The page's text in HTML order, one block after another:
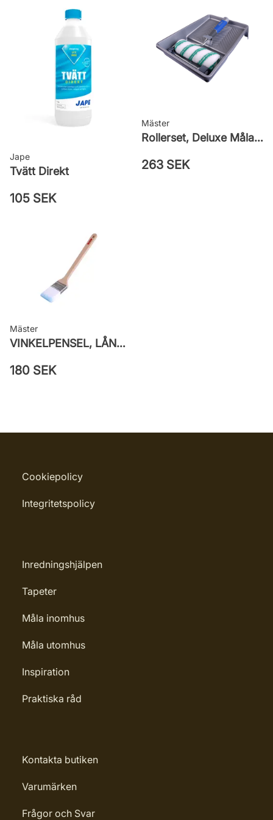
710028549
Jape
Tvätt Direkt
105 SEK
Mäster
Rollerset, Deluxe Måla Vägg
263 SEK
Mäster
VINKELPENSEL, LÅNG, SUPERIOR PRO ICE BLUE
180 SEK
Cookiepolicy
Integritetspolicy
Inredningshjälpen
Tapeter
Måla inomhus
Måla utomhus
Inspiration
Praktiska råd
Kontakta butiken
Varumärken
Frågor och Svar